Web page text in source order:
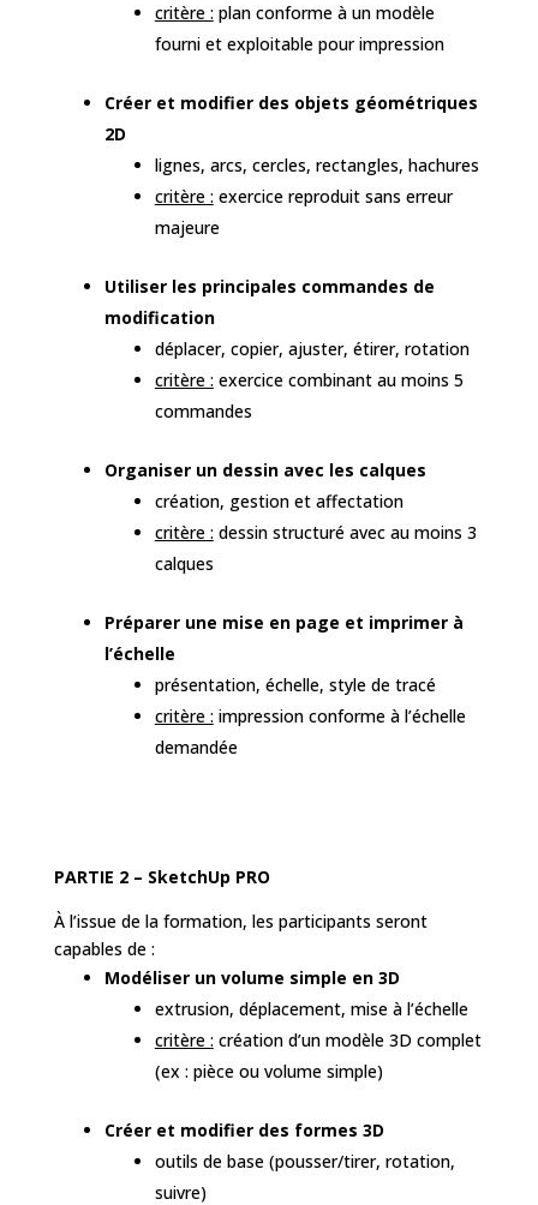
critère : plan conforme à un modèle
fourni et exploitable pour impression
Créer et modifier des objets géométriques
2D
lignes, arcs, cercles, rectangles, hachures
critère : exercice reproduit sans erreur
majeure
Utiliser les principales commandes de
modification
déplacer, copier, ajuster, étirer, rotation
critère : exercice combinant au moins 5
commandes
Organiser un dessin avec les calques
création, gestion et affectation
critère : dessin structuré avec au moins 3
calques
Préparer une mise en page et imprimer à
l’échelle
présentation, échelle, style de tracé
critère : impression conforme à l’échelle
demandée
PARTIE 2 – SketchUp PRO
À l’issue de la formation, les participants seront
capables de :
Modéliser un volume simple en 3D
extrusion, déplacement, mise à l’échelle
critère : création d’un modèle 3D complet
(ex : pièce ou volume simple)
Créer et modifier des formes 3D
outils de base (pousser/tirer, rotation,
suivre)